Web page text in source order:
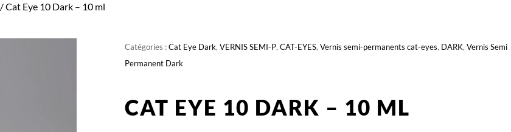
/ Cat Eye 10 Dark – 10 ml
Catégories :Cat Eye Dark, VERNIS SEMI-P, CAT-EYES, Vernis semi-permanents cat-eyes, DARK, Vernis Semi
Permanent Dark
CAT EYE 10 DARK – 10 ML